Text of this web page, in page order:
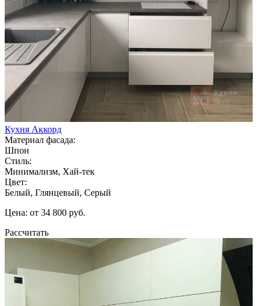
Кухня Аккорд
Материал фасада:
Шпон
Стиль:
Минимализм, Хай-тек
Цвет:
Белый, Глянцевый, Серый
Цена: от 34 800 руб.
Рассчитать